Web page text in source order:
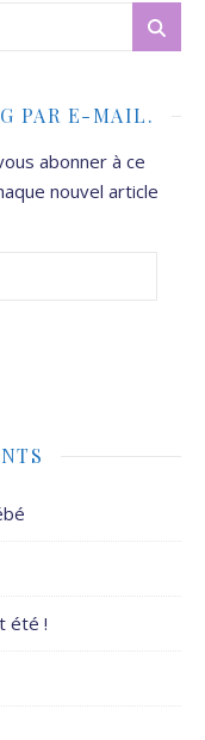
PAR E-MAIL.
abonner à ce
nouvel article
été !